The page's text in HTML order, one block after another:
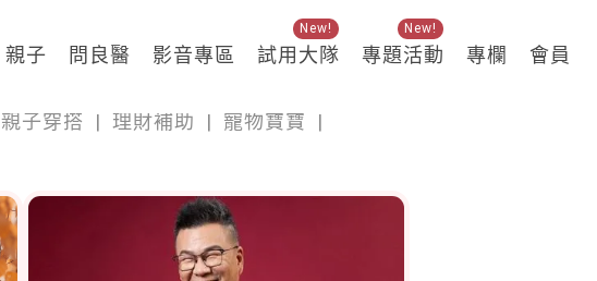
親子 問良醫 影音專區 試用大隊
New!
專題活動
New!
專欄 會員
親子穿搭 | 理財補助 | 寵物寶寶 |